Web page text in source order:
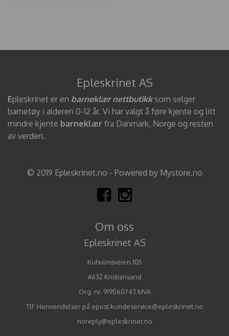
Epleskrinet AS
Epleskrinet er en barneklær nettbutikksom selger
barnetøy i alderen 0-12 år. Vi har valgt å føre kjente og litt
mindre kjente barneklær fra Danmark, Norge og resten
av verden.
© 2019 Epleskrinet.no - Powered by Mystore.no
Om oss
Epleskrinet AS
Kuholmsveien 105
4632 Kristiansand
Org. nr. 919060743 MVA
Tlf: Henvendelser på epost kundeservice@epleskrinet.no
noreply@epleskrinet.no